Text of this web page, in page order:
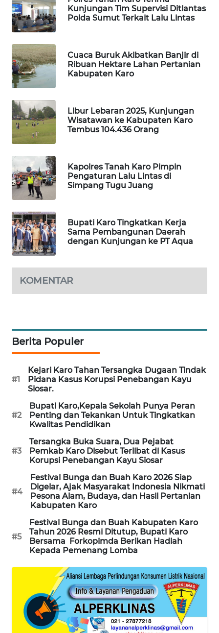
Kunjungan Tim Supervisi Ditlantas
Polda Sumut Terkait Lalu Lintas
Cuaca Buruk Akibatkan Banjir di
Ribuan Hektare Lahan Pertanian
Kabupaten Karo
Libur Lebaran 2025, Kunjungan
Wisatawan ke Kabupaten Karo
Tembus 104.436 Orang
Kapolres Tanah Karo Pimpin
Pengaturan Lalu Lintas di
Simpang Tugu Juang
Bupati Karo Tingkatkan Kerja
Sama Pembangunan Daerah
dengan Kunjungan ke PT Aqua
KOMENTAR
Berita Populer
#1
Kejari Karo Tahan Tersangka Dugaan Tindak
Pidana Kasus Korupsi Penebangan Kayu
Siosar.
#2
Bupati Karo,Kepala Sekolah Punya Peran
Penting dan Tekankan Untuk Tingkatkan
Kwalitas Pendidikan
#3
Tersangka Buka Suara, Dua Pejabat
Pemkab Karo Disebut Terlibat di Kasus
Korupsi Penebangan Kayu Siosar
#4
Festival Bunga dan Buah Karo 2026 Siap
Digelar, Ajak Masyarakat Indonesia Nikmati
Pesona Alam, Budaya, dan Hasil Pertanian
Kabupaten Karo
#5
Festival Bunga dan Buah Kabupaten Karo
Tahun 2026 Resmi Ditutup, Bupati Karo
Bersama Forkopimda Berikan Hadiah
Kepada Pemenang Lomba
PORTAL
KONSUMEN
FORWAMKI
ALPERKLINAS
FORJASIDA
TAMBANG
SITUNGIR
NEWS
SIDIKALANG
NEWS
SIBARAGAS
NEWS
METRO
SIANTAR
METRO
MEDAN
NEWS
METRO
JAKARTA
KRT
KARING
JURNAL
MARITIM
HUMBANG
NEWS
GARONGGANG
FISUELRI
ID